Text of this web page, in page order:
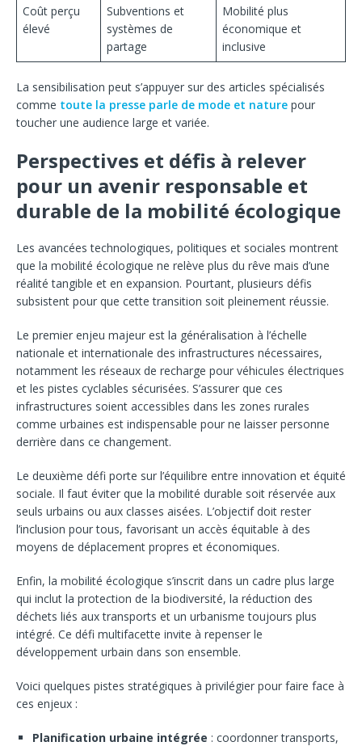
Coût perçu
élevé
Subventions et
systèmes de
partage
Mobilité plus
économique et
inclusive
La sensibilisation peut s’appuyer sur des articles spécialisés
comme toute la presse parle de mode et nature pour
toucher une audience large et variée.
Perspectives et défis à relever
pour un avenir responsable et
durable de la mobilité écologique
Les avancées technologiques, politiques et sociales montrent
que la mobilité écologique ne relève plus du rêve mais d’une
réalité tangible et en expansion. Pourtant, plusieurs défis
subsistent pour que cette transition soit pleinement réussie.
Le premier enjeu majeur est la généralisation à l’échelle
nationale et internationale des infrastructures nécessaires,
notamment les réseaux de recharge pour véhicules électriques
et les pistes cyclables sécurisées. S’assurer que ces
infrastructures soient accessibles dans les zones rurales
comme urbaines est indispensable pour ne laisser personne
derrière dans ce changement.
Le deuxième défi porte sur l’équilibre entre innovation et équité
sociale. Il faut éviter que la mobilité durable soit réservée aux
seuls urbains ou aux classes aisées. L’objectif doit rester
l’inclusion pour tous, favorisant un accès équitable à des
moyens de déplacement propres et économiques.
Enfin, la mobilité écologique s’inscrit dans un cadre plus large
qui inclut la protection de la biodiversité, la réduction des
déchets liés aux transports et un urbanisme toujours plus
intégré. Ce défi multifacette invite à repenser le
développement urbain dans son ensemble.
Voici quelques pistes stratégiques à privilégier pour faire face à
ces enjeux :
Planification urbaine intégrée : coordonner transports,